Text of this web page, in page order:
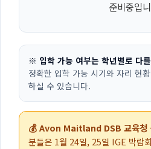
준비중입
※ 입학 가능 여부는 학년별로 다
정확한 입학 가능 시기와 자리 현
하실 수 있습니다.
💰 Avon Maitland DSB 교육청
분들은 1월 24일, 25일 IGE 박람